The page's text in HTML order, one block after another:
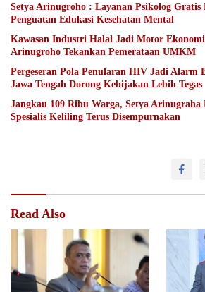
Setya Arinugroho : Layanan Psikolog
Penguatan Edukasi Kesehatan Mental
Kawasan Industri Halal Jadi Motor Ekonomi
Arinugroho Tekankan Pemerataan UMKM
Pergeseran Pola Penularan HIV Jadi Alarm
Jawa Tengah Dorong Kebijakan Lebih Tegas
Jangkau 109 Ribu Warga, Setya
Spesialis Keliling Terus Disempurnakan
Read Also